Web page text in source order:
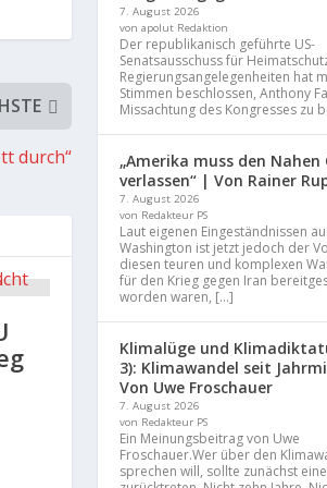
durch“
7. August 2026
von apolut Redaktion
Der republikanisch geführte US-
Senatsausschuss für
Regierungsangelegenheiten hat
Stimmen beschlossen, Anthony
Missachtung des Kongresses zu
„Amerika muss den Nahen
verlassen“ | Von Rainer
7. August 2026
von Redakteur PS
Laut eigenen Eingeständnissen
Washington ist jetzt jedoch der
diesen teuren und komplexen
für den Krieg gegen Iran
worden waren, […]
Klimalüge und
3): Klimawandel seit
Von Uwe Froschauer
7. August 2026
von Redakteur PS
Ein Meinungsbeitrag von Uwe
Froschauer.Wer über den
sprechen will, sollte zunächst